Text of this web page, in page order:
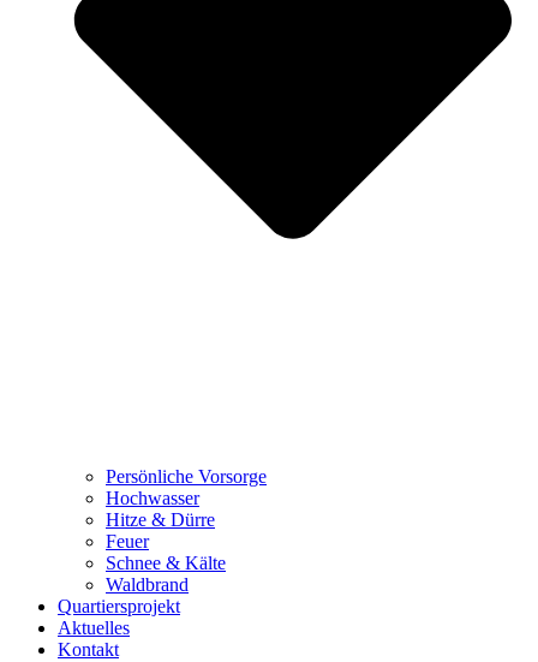
Persönliche Vorsorge
Hochwasser
Hitze & Dürre
Feuer
Schnee & Kälte
Waldbrand
Quartiersprojekt
Aktuelles
Kontakt